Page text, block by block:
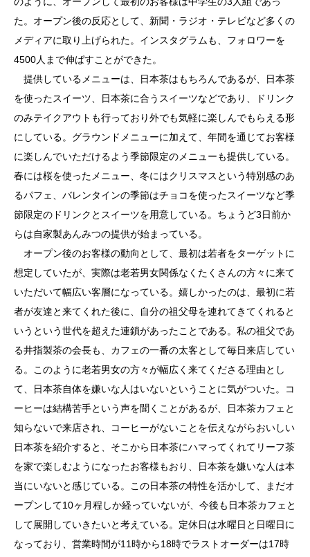
た。オープン後の反応として、新聞・ラジオ・テレビなど多くの
メディアに取り上げられた。インスタグラムも、フォロワーを
4500人まで伸ばすことができた。
提供しているメニューは、日本茶はもちろんであるが、日本茶
を使ったスイーツ、日本茶に合うスイーツなどであり、ドリンク
のみテイクアウトも行っており外でも気軽に楽しんでもらえる形
にしている。グラウンドメニューに加えて、年間を通じてお客様
に楽しんでいただけるよう季節限定のメニューも提供している。
春には桜を使ったメニュー、冬にはクリスマスという特別感のあ
るパフェ、バレンタインの季節はチョコを使ったスイーツなど季
節限定のドリンクとスイーツを用意している。ちょうど3日前か
らは自家製あんみつの提供が始まっている。
オープン後のお客様の動向として、最初は若者をターゲットに
想定していたが、実際は老若男女関係なくたくさんの方々に来て
いただいて幅広い客層になっている。嬉しかったのは、最初に若
者が友達と来てくれた後に、自分の祖父母を連れてきてくれると
いうという世代を超えた連鎖があったことである。私の祖父であ
る井指製茶の会長も、カフェの一番の太客として毎日来店してい
る。このように老若男女の方々が幅広く来てくださる理由とし
て、日本茶自体を嫌いな人はいないということに気がついた。コ
ーヒーは結構苦手という声を聞くことがあるが、日本茶カフェと
知らないで来店され、コーヒーがないことを伝えながらおいしい
日本茶を紹介すると、そこから日本茶にハマってくれてリーフ茶
を家で楽しむようになったお客様もおり、日本茶を嫌いな人は本
当にいないと感じている。この日本茶の特性を活かして、まだオ
ープンして10ヶ月程しか経っていないが、今後も日本茶カフェと
して展開していきたいと考えている。定休日は水曜日と日曜日に
なっており、営業時間が11時から18時でラストオーダーは17時